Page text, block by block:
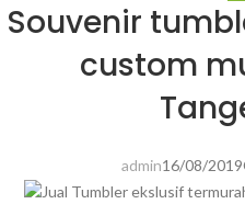
Souvenir
custom
admin16/08/2019